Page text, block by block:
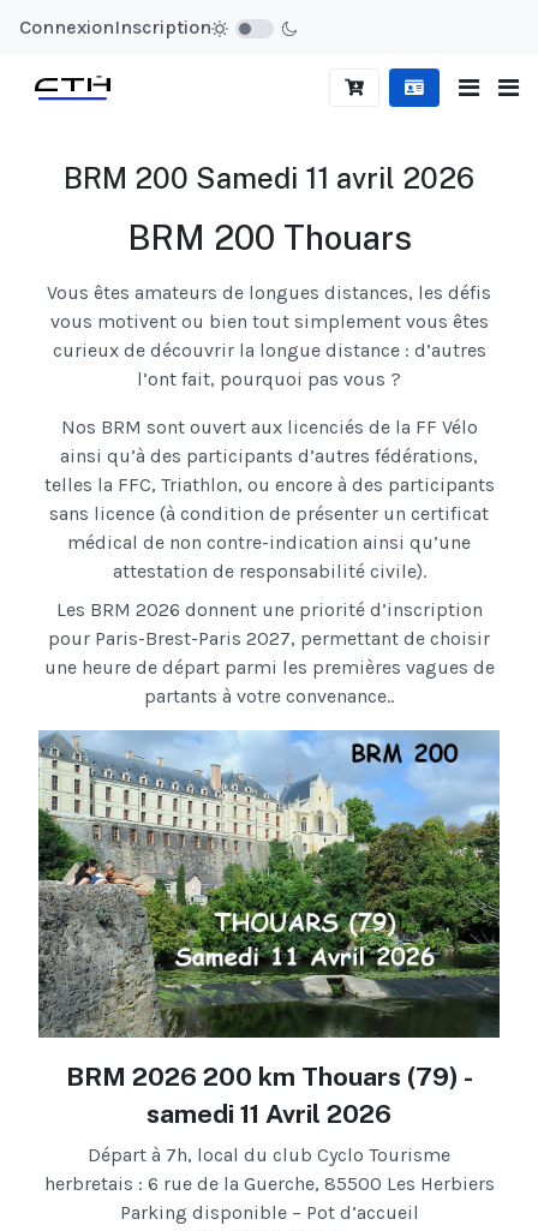
ConnexionInscription
BRM 200 Samedi 11 avril 2026
BRM 200 Thouars
Vous êtes amateurs de longues distances, les défis
vous motivent ou bien tout simplement vous êtes
curieux de découvrir la longue distance : d’autres
l’ont fait, pourquoi pas vous ?
Nos BRM sont ouvert aux licenciés de la FF Vélo
ainsi qu’à des participants d’autres fédérations,
telles la FFC, Triathlon, ou encore à des participants
sans licence (à condition de présenter un certificat
médical de non contre-indication ainsi qu’une
attestation de responsabilité civile).
Les BRM 2026 donnent une priorité d’inscription
pour Paris-Brest-Paris 2027, permettant de choisir
une heure de départ parmi les premières vagues de
partants à votre convenance..
BRM 2026 200 km Thouars (79) -
samedi 11 Avril 2026
Départ à 7h, local du club Cyclo Tourisme
herbretais : 6 rue de la Guerche, 85500 Les Herbiers
Parking disponible – Pot d’accueil